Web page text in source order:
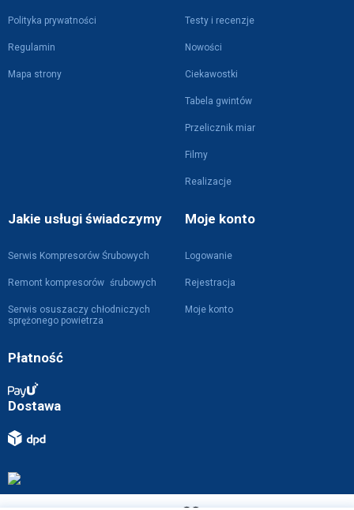
Polityka prywatności
Regulamin
Mapa strony
Testy i recenzje
Nowości
Ciekawostki
Tabela gwintów
Przelicznik miar
Filmy
Realizacje
Jakie usługi świadczymy
Serwis Kompresorów Śrubowych
Remont kompresorów śrubowych
Serwis osuszaczy chłodniczych
sprężonego powietrza
Moje konto
Logowanie
Rejestracja
Moje konto
Płatność
Dostawa